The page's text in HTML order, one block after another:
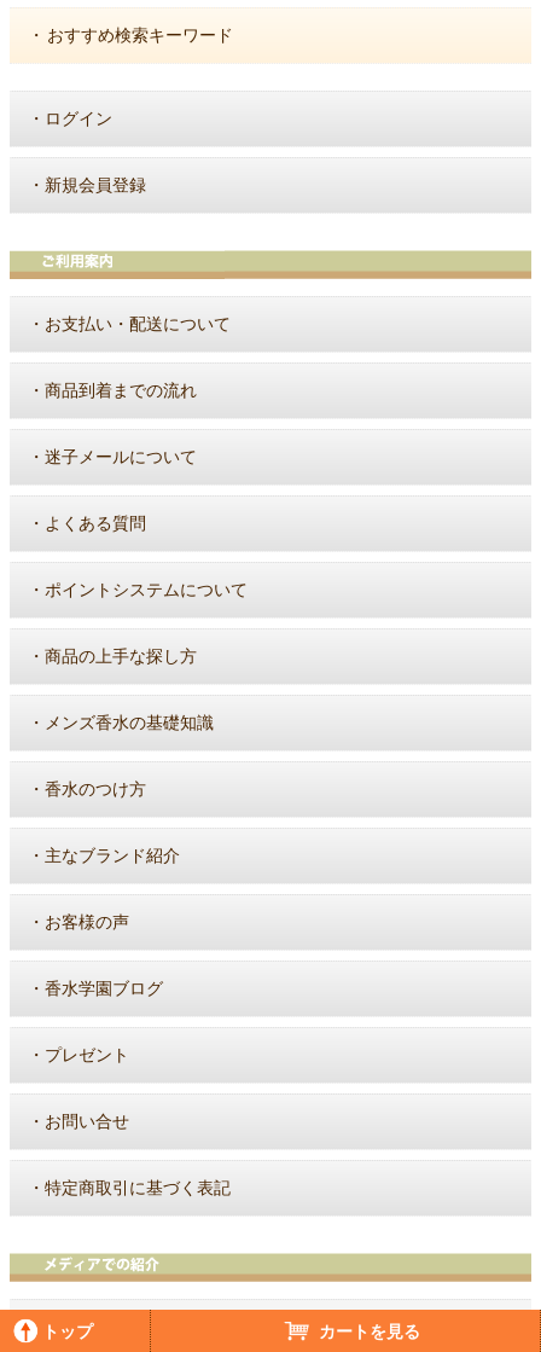
・ おすすめ検索キーワード
・ ログイン
・ 新規会員登録
・ お支払い・配送について
・ 商品到着までの流れ
・ 迷子メールについて
・ よくある質問
・ ポイントシステムについて
・ 商品の上手な探し方
・ メンズ香水の基礎知識
・ 香水のつけ方
・ 主なブランド紹介
・ お客様の声
・ 香水学園ブログ
・ プレゼント
・ お問い合せ
・ 特定商取引に基づく表記
トップ カートを見る